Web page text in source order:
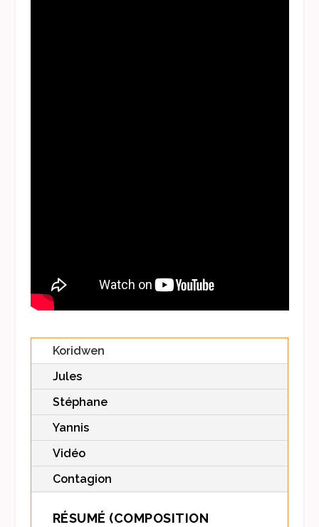
Koridwen
Jules
Stéphane
Yannis
Vidéo
Contagion
RÉSUMÉ (COMPOSITION